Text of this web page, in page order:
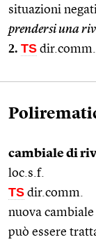
situazioni
prendersi una
2. TS
cambiale di
loc.s.f.
TS dir.comm.
nuova
può essere